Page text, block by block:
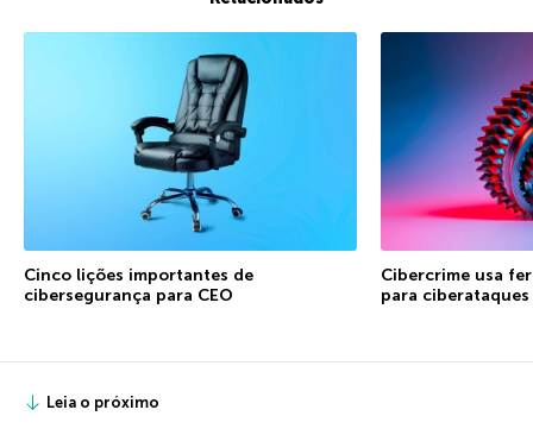
Cinco lições importantes de
cibersegurança para CEO
Cibercrime usa
para ciberataques
Leia o próximo